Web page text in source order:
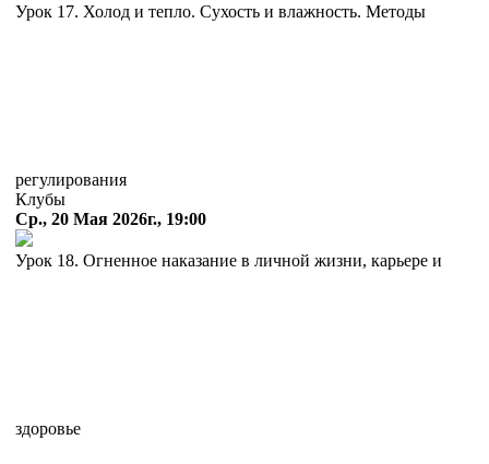
Урок 17. Холод и тепло. Сухость и влажность. Методы
регулирования
Клубы
Ср., 20 Мая 2026г., 19:00
Урок 18. Огненное наказание в личной жизни, карьере и
здоровье